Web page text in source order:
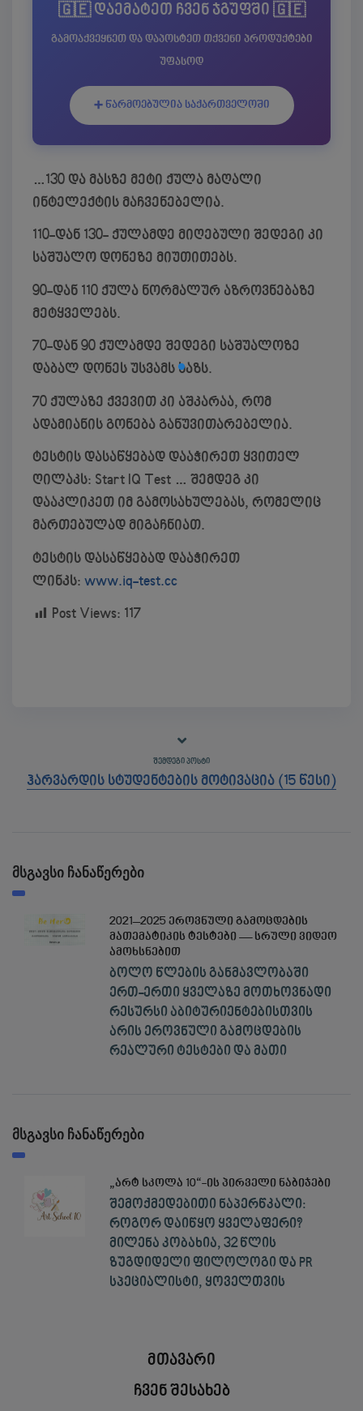
🇬🇪 დაემატეთ ჩვენ ჯგუფში 🇬🇪
გამოაქვეყნეთ და დაპოსტეთ თქვენი პროდუქტები
უფასოდ
➕ წარმოებულია საქართველოში
…130 და მასზე მეტი ქულა მაღალი
ინტელექტის მაჩვენებელია.
110-დან 130- ქულამდე მიღებული შედეგი კი
საშუალო დონეზე მიუთითებს.
90-დან 110 ქულა ნორმალურ აზროვნებაზე
მეტყველებს.
70-დან 90 ქულამდე შედეგი საშუალოზე
დაბალ დონეს უსვამს ხაზს.
70 ქულაზე ქვევით კი აშკარაა, რომ
ადამიანის გონება განუვითარებელია.
ტესტის დასაწყებად დააჭირეთ ყვითელ
ღილაკს: Start IQ Test … შემდეგ კი
დააკლიკეთ იმ გამოსახულებას, რომელიც
მართებულად მიგაჩნიათ.
ტესტის დასაწყებად დააჭირეთ
ლინკს: www.iq-test.cc
Post Views: 117
ᲨᲔᲛᲓᲔᲒᲘ ᲞᲝᲡᲢᲘ
ჰარვარდის სტუდენტების მოტივაცია (15 წესი)
მსგავსი ჩანაწერები
2021–2025 ეროვნული გამოცდების
მათემატიკის ტესტები — სრული ვიდეო
ამოხსნებით
ბოლო წლების განმავლობაში
ერთ-ერთი ყველაზე მოთხოვნადი
რესურსი აბიტურიენტებისთვის
არის ეროვნული გამოცდების
რეალური ტესტები და მათი
მსგავსი ჩანაწერები
„არტ სკოლა 10“-ის პირველი ნაბიჯები
შემოქმედებითი ნაპერწკალი:
როგორ დაიწყო ყველაფერი?
მილენა კობახია, 32 წლის
ზუგდიდელი ფილოლოგი და PR
სპეციალისტი, ყოველთვის
მთავარი
ჩვენ შესახებ